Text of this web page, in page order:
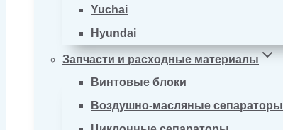
Yuchai
Hyundai
Запчасти и расходные материалы
Винтовые блоки
Воздушно-масляные сепараторы